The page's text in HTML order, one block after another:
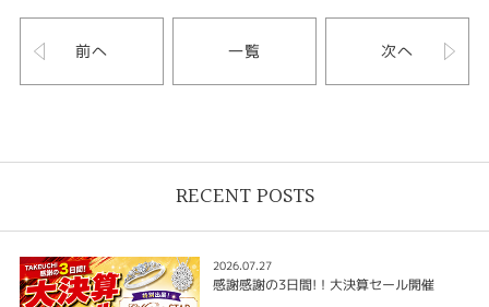
前へ 一覧 次へ
RECENT POSTS
2026.07.27
感謝感謝の3日間!！大決算セール開催